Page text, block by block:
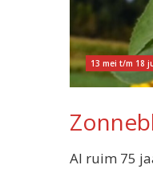
13 mei t/m 18
Al ruim 75